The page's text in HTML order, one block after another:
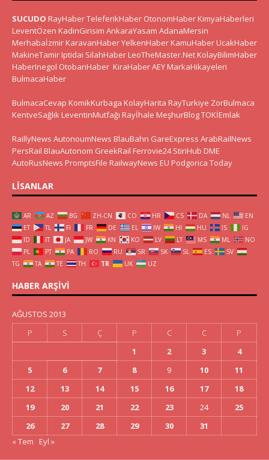
SUCUDO RayHaberTeleferikHaber OtonomHaber KimyaHaberleri
LeventÖzen KadinGirisim AnkaraYasam AdanaMersin
Merhabaİzmir KaravanHaberYelkenHaber KamuHaber UcakHaber
MakineTamir Iptidai SilahHaber LeoTheMaster.Net KolayBilimHaber
HaberInegol OtobanHaber KiraHaberAEY MarkaHikayeleri
BulmacaHaber
BulmacaCevap KomikKurbaga KolayHarita RayTurkiye ZorBulmaca
KentveSağlık LeventinMutfağı Rayİhale MeşhurBlogTOKİEmlak
RaillyNews AutonoumNews BlauBahn GareExpress ArabRailNews
PersRail BlauAutonom GreekRail Ferrovie24 StiriHub DME
AutoRusNews PromptsFile RailwayNews EU Podgorica Today
LISANLAR
AR AZ BG ZH-CN CO HR CS DA NL
EN
ET
TL FI FR DE EL IW HI HU IS
IG
ID
IT JA JW KN KO LV LT MS ML
NO
PL
PT PA RO RU SR SK SL ES
SV
TG
TA TE TH TR UK UZ
HABER ARŞIVI
AĞUSTOS 2013
P
S Ç P C C
P
1
2 3
4
5
6 7 8 9 10
11
12
13 14 15 16 17
18
19
20 21 22 23 24
25
26
27 28 29 30
31
« Tem
Eyl »